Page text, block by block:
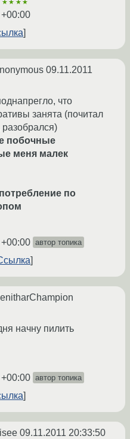
09.11.2011
что
занята (почитал
побочные
меня малек
по
автор топика
начну пилить
автор топика
09.11.2011 20:33:50